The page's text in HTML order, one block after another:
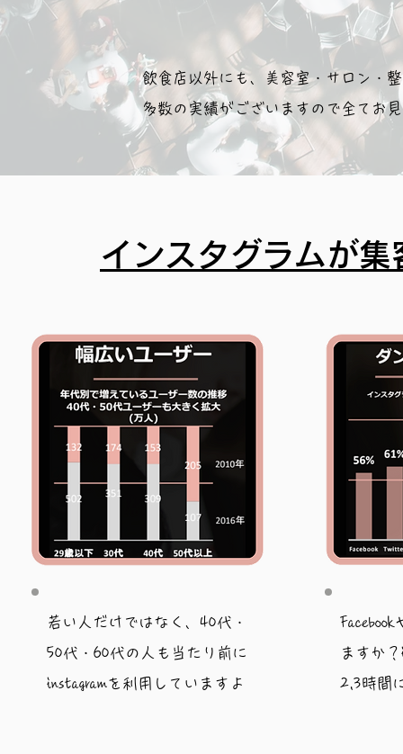
飲食店以外にも、美容室・サロン・
多数の実績がございますので全てお
インスタグラムが
若い人だけではなく、40代・
50代・60代の人も当たり前に
instagramを利用していますよ
ますか
2,3時間